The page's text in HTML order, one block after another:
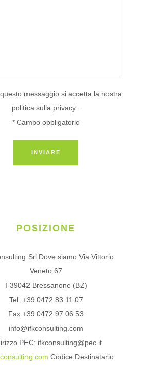
messaggio si accetta la nostra
politica sulla privacy .
* Campo obbligatorio
POSIZIONE
Srl.Dove siamo:Via Vittorio
Veneto 67
I-39042 Bressanone (BZ)
Tel. +39 0472 83 11 07
Fax +39 0472 97 06 53
info@ifkconsulting.com
PEC: ifkconsulting@pec.it
Codice Destinatario: